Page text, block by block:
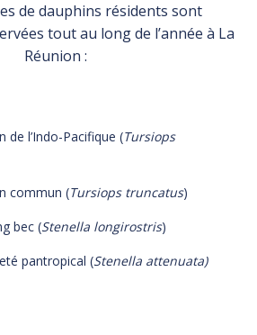
de dauphins résidents sont
tout au long de l’année à La
Réunion :
de l’Indo-Pacifique (Tursiops
commun (Tursiops truncatus)
bec (Stenella longirostris)
pantropical (Stenella attenuata)